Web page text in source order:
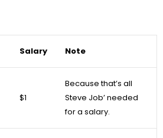
Salary Note
$1
Because that’s all
Steve Job’ needed
for a salary.